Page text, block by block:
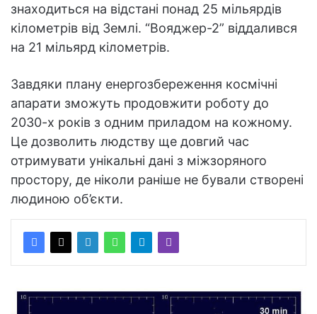
знаходиться на відстані понад 25 мільярдів
кілометрів від Землі. “Вояджер-2” віддалився
на 21 мільярд кілометрів.
Завдяки плану енергозбереження космічні
апарати зможуть продовжити роботу до
2030-х років з одним приладом на кожному.
Це дозволить людству ще довгий час
отримувати унікальні дані з міжзоряного
простору, де ніколи раніше не бували створені
людиною об’єкти.